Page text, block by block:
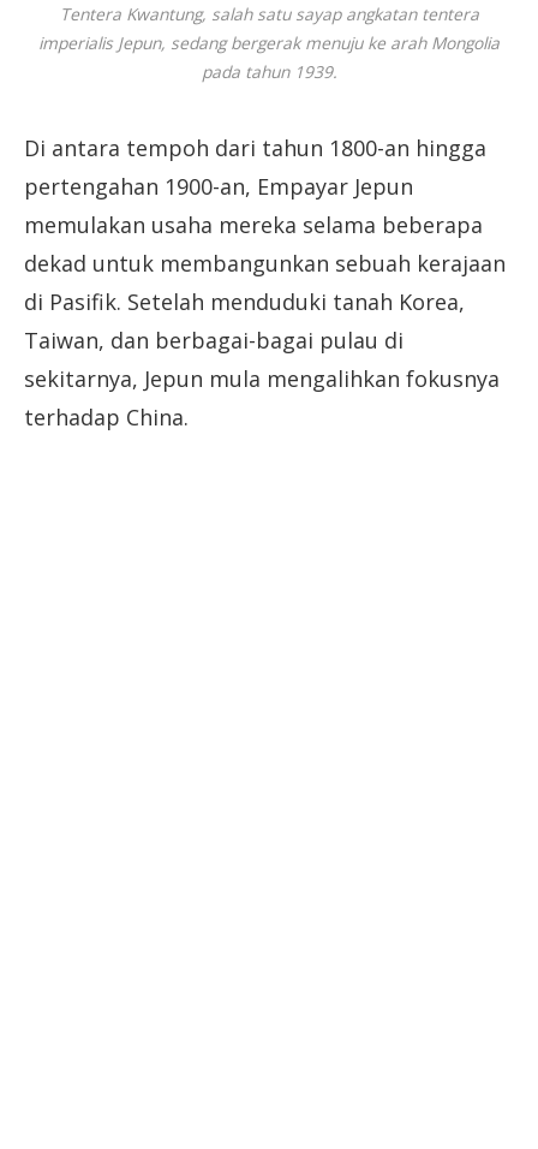
Tentera Kwantung, salah satu sayap angkatan tentera
imperialis Jepun, sedang bergerak menuju ke arah Mongolia
pada tahun 1939.
Di antara tempoh dari tahun 1800-an hingga
pertengahan 1900-an, Empayar Jepun
memulakan usaha mereka selama beberapa
dekad untuk membangunkan sebuah kerajaan
di Pasifik. Setelah menduduki tanah Korea,
Taiwan, dan berbagai-bagai pulau di
sekitarnya, Jepun mula mengalihkan fokusnya
terhadap China.